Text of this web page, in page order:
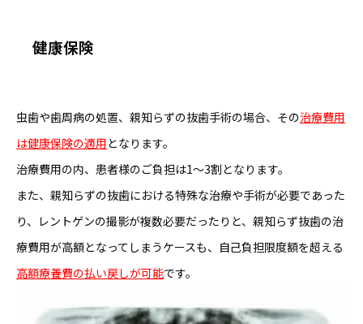
健康保険
虫歯や歯周病の処置、親知らずの抜歯手術の場合、その治療費用
は健康保険の適用となります。
治療費用の内、患者様のご負担は1～3割となります。
また、親知らずの抜歯における特殊な治療や手術が必要であった
り、レントゲンの撮影が複数必要だったりと、親知らず抜歯の治
療費用が高額となってしまうケースも、自己負担限度額を超える
高額療養費の払い戻しが可能です。